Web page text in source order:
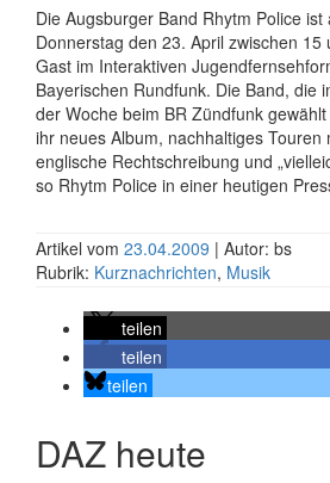
Die Augsburger Band Rhytm Police ist
Donnerstag den 23. April zwischen 15
Gast im Interaktiven
Bayerischen Rundfunk. Die Band, die
der Woche beim BR Zündfunk
ihr neues Album, nachhaltiges Touren
englische Rechtschreibung und
so Rhytm Police in einer heutigen
Artikel vom 23.04.2009 | Autor: bs
Rubrik: Kurznachrichten, Musik
teilen
teilen
teilen
DAZ heute